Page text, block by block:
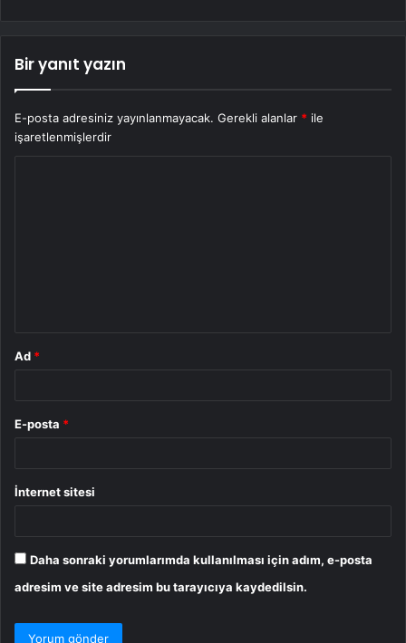
Bir yanıt yazın
E-posta adresiniz yayınlanmayacak. Gerekli alanlar * ile
işaretlenmişlerdir
Ad *
E-posta *
İnternet sitesi
Daha sonraki yorumlarımda kullanılması için adım, e-posta
adresim ve site adresim bu tarayıcıya kaydedilsin.